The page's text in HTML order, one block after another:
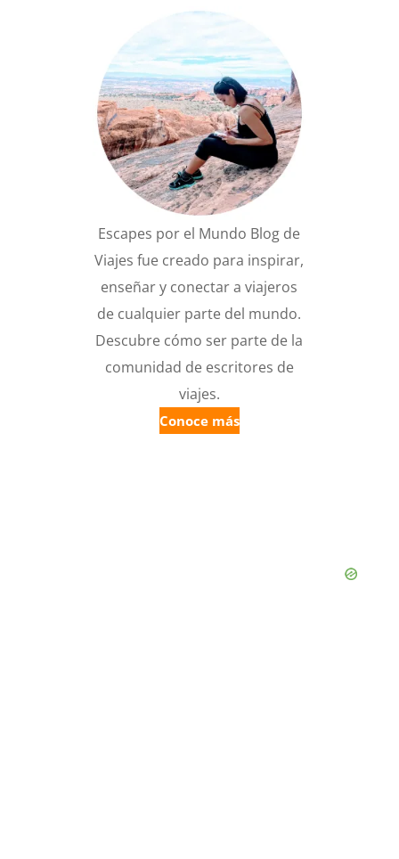
Escapes por el Mundo Blog de
Viajes fue creado para inspirar,
enseñar y conectar a viajeros
de cualquier parte del mundo.
Descubre cómo ser parte de la
comunidad de escritores de
viajes.
Conoce más